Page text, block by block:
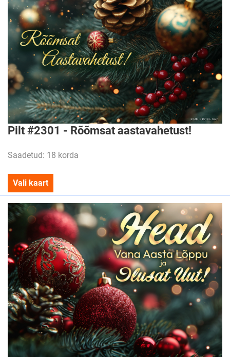
Pilt #2301 - Rõõmsat aastavahetust!
Saadetud: 18 korda
Vali kaart